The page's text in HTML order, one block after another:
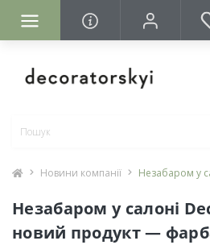
Новини компанії Незабаром у
Незабаром у салоні
новий продукт —